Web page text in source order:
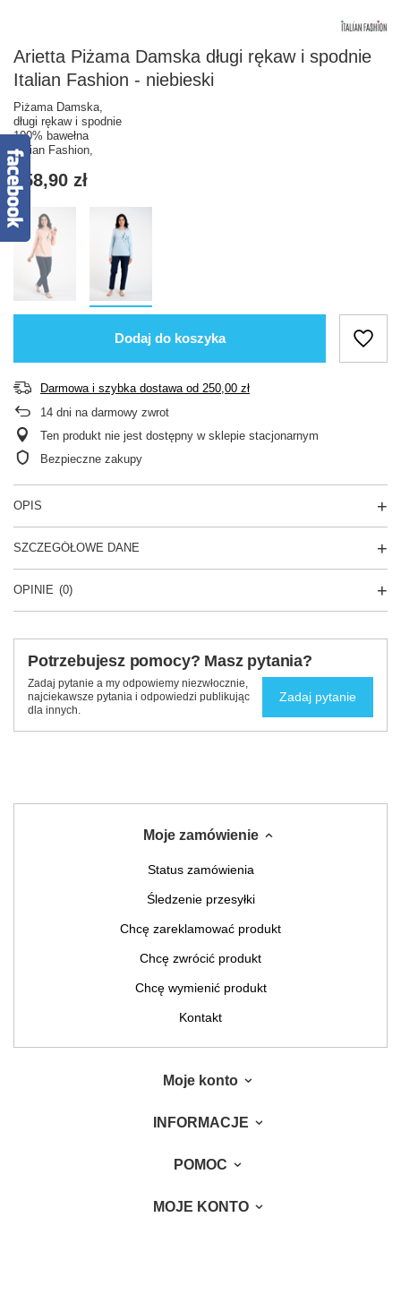
Arietta Piżama Damska długi rękaw i spodnie
Italian Fashion - niebieski
Piżama Damska,
długi rękaw i spodnie
100% bawełna
Italian Fashion,
158,90 zł
Dodaj do koszyka
Darmowa i szybka dostawa od 250,00 zł
14 dni na darmowy zwrot
Ten produkt nie jest dostępny w sklepie stacjonarnym
Bezpieczne zakupy
OPIS
SZCZEGÓŁOWE DANE
OPINIE (0)
Potrzebujesz pomocy? Masz pytania?
Zadaj pytanie a my odpowiemy niezwłocznie,
najciekawsze pytania i odpowiedzi publikując
dla innych.
Zadaj pytanie
Moje zamówienie
Status zamówienia
Śledzenie przesyłki
Chcę zareklamować produkt
Chcę zwrócić produkt
Chcę wymienić produkt
Kontakt
Moje konto
INFORMACJE
POMOC
MOJE KONTO